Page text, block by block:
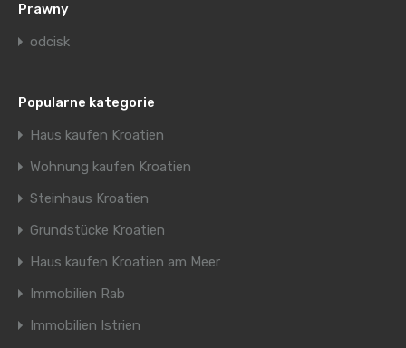
Prawny
odcisk
Popularne kategorie
Haus kaufen Kroatien
Wohnung kaufen Kroatien
Steinhaus Kroatien
Grundstücke Kroatien
Haus kaufen Kroatien am Meer
Immobilien Rab
Immobilien Istrien